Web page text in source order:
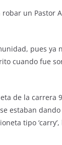
un Pastor
pues ya
cuando fue
de la carrera
estaban
tipo